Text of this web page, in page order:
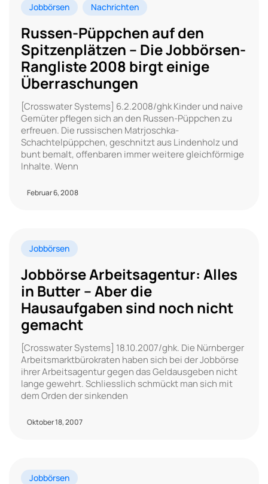
Jobbörsen Nachrichten
Russen-Püppchen auf den
Spitzenplätzen – Die Jobbörsen-
Rangliste 2008 birgt einige
Überraschungen
[Crosswater Systems] 6.2.2008/ghk Kinder und naive
Gemüter pflegen sich an den Russen-Püppchen zu
erfreuen. Die russischen Matrjoschka-
Schachtelpüppchen, geschnitzt aus Lindenholz und
bunt bemalt, offenbaren immer weitere gleichförmige
Inhalte. Wenn
Februar 6, 2008
Jobbörsen
Jobbörse Arbeitsagentur: Alles
in Butter – Aber die
Hausaufgaben sind noch nicht
gemacht
[Crosswater Systems] 18.10.2007/ghk. Die Nürnberger
Arbeitsmarktbürokraten haben sich bei der Jobbörse
ihrer Arbeitsagentur gegen das Geldausgeben nicht
lange gewehrt. Schliesslich schmückt man sich mit
dem Orden der sinkenden
Oktober 18, 2007
Jobbörsen